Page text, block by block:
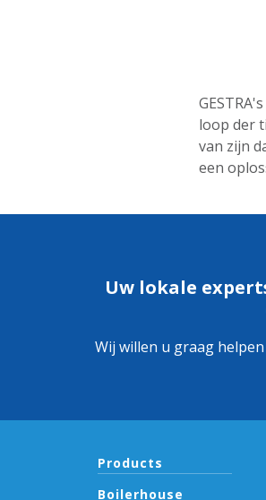
loop der
van zijn
een
Uw lokale
Wij willen u graag
Products
Boilerhouse